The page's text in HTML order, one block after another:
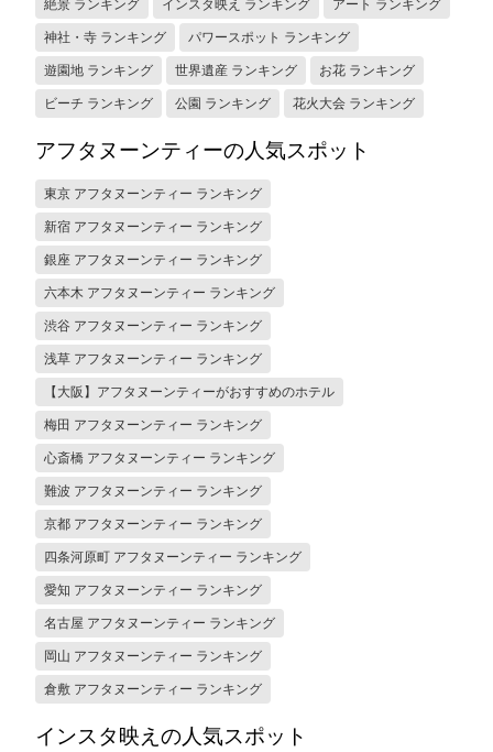
絶景 ランキング インスタ映え ランキング アート ランキング
神社・寺 ランキング パワースポット ランキング
遊園地 ランキング 世界遺産 ランキング お花 ランキング
ビーチ ランキング 公園 ランキング 花火大会 ランキング
アフタヌーンティーの人気スポット
東京 アフタヌーンティー ランキング
新宿 アフタヌーンティー ランキング
銀座 アフタヌーンティー ランキング
六本木 アフタヌーンティー ランキング
渋谷 アフタヌーンティー ランキング
浅草 アフタヌーンティー ランキング
【大阪】アフタヌーンティーがおすすめのホテル
梅田 アフタヌーンティー ランキング
心斎橋 アフタヌーンティー ランキング
難波 アフタヌーンティー ランキング
京都 アフタヌーンティー ランキング
四条河原町 アフタヌーンティー ランキング
愛知 アフタヌーンティー ランキング
名古屋 アフタヌーンティー ランキング
岡山 アフタヌーンティー ランキング
倉敷 アフタヌーンティー ランキング
インスタ映えの人気スポット